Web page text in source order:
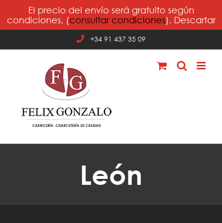
El precio del envío será gratuito según
condiciones, (consultar condiciones). Descartar
contenido
+34 91 437 35 09
León